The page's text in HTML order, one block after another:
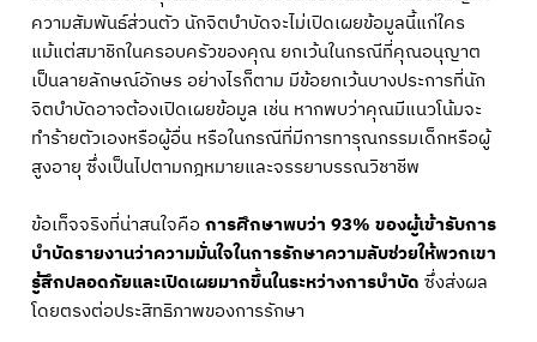
ความสัมพันธ์ส่วนตัว นักจิตบำบัดจะไม่เปิดเผยข้อมูลนี้แก่ใคร
แม้แต่สมาชิกในครอบครัวของคุณ ยกเว้นในกรณีที่คุณอนุญาต
เป็นลายลักษณ์อักษร อย่างไรก็ตาม มีข้อยกเว้นบางประการที่นัก
จิตบำบัดอาจต้องเปิดเผยข้อมูล เช่น หากพบว่าคุณมีแนวโน้มจะ
ทำร้ายตัวเองหรือผู้อื่น หรือในกรณีที่มีการทารุณกรรมเด็กหรือผู้
สูงอายุ ซึ่งเป็นไปตามกฎหมายและจรรยาบรรณวิชาชีพ
ข้อเท็จจริงที่น่าสนใจคือการศึกษาพบว่า 93% ของผู้เข้ารับการ
บำบัดรายงานว่าความมั่นใจในการรักษาความลับช่วยให้พวกเขา
รู้สึกปลอดภัยและเปิดเผยมากขึ้นในระหว่างการบำบัด ซึ่งส่งผล
โดยตรงต่อประสิทธิภาพของการรักษา